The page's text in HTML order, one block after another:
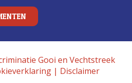
Gooi en Vechtstreek
| Disclaimer